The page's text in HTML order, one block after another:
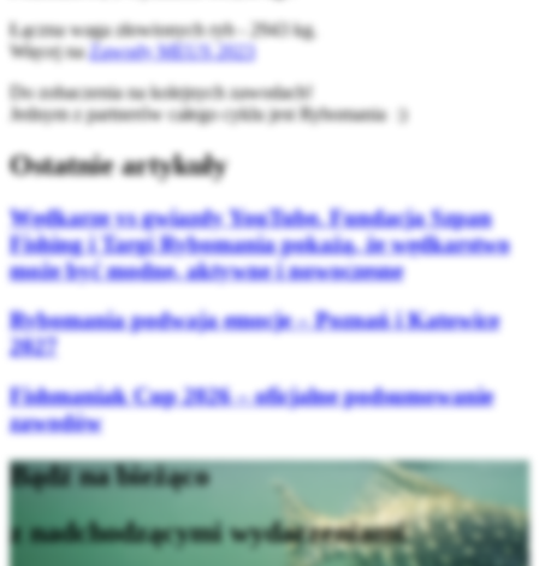
Łączna waga złowionych ryb - 2943 kg.
Więcej naZawody MEUS 2023
Do zobaczenia na kolejnych zawodach!
Jednym z partnerów całego cyklu jest Rybomania :)
Ostatnie artykuły
Wędkarze vs gwiazdy YouTube. Fundacja Szpan
Fishing i Targi Rybomania pokażą, że wędkarstwo
może być modne, aktywne i nowoczesne
Rybomania podwaja emocje – Poznań i Katowice
2027
Fishmaniak Cup 2026 – oficjalne podsumowanie
zawodów
Bądź na bieżąco
z nadchodzącymi wydarzeniami